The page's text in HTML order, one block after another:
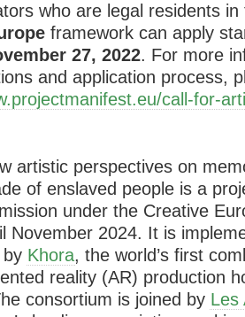
who are legal residents
framework can apply
27, 2022. For more
and application process,
call-for-
artistic perspectives on
of enslaved people is a
under the Creative
November 2024. It is
by Khora, the world’s first
reality (AR) production
consortium is joined by Les